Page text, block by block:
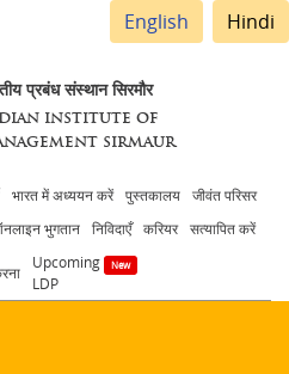
English Hindi
प्रबंध संस्थान सिरमौर
INSTITUTE OF
SIRMAUR
भारत में अध्ययन करें पुस्तकालय
जीवंत परिसर
भुगतान निविदाएँ करियर सत्यापित करें
Upcoming
LDP